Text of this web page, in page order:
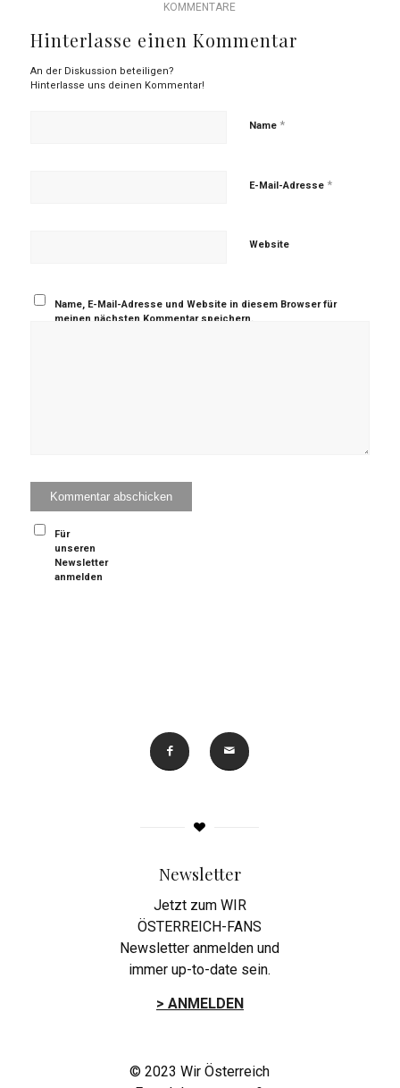
KOMMENTARE
Hinterlasse einen Kommentar
An der Diskussion beteiligen?
Hinterlasse uns deinen Kommentar!
Name *
E-Mail-Adresse *
Website
Name, E-Mail-Adresse und Website in diesem Browser für
meinen nächsten Kommentar speichern.
Für
unseren
Newsletter
anmelden
Newsletter
Jetzt zum WIR
ÖSTERREICH-FANS
Newsletter anmelden und
immer up-to-date sein.
> ANMELDEN
© 2023 Wir Österreich